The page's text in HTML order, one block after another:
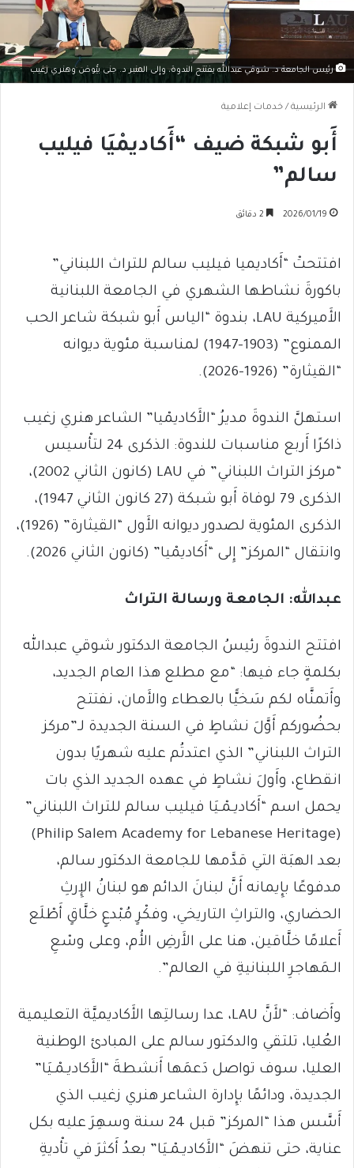
رئيس الجامعة د. شوقي عبدالله يفتتح الندوة، وإِلى المنبر د. جنى بيُّوض وهنري زغيب
الرئيسية / خدمات إعلامية
أَبو شبكة ضيف “أَكاديمْيَا فيليب
سالم”
2026/01/19
افتتحتْ “أَكاديميا فيليب سالم للتراث اللبناني”
باكورةَ نشاطها الشهري في الجامعة اللبنانية
الأَميركية LAU، بندوة “الياس أَبو شبكة شاعر الحب
الممنوع” (1903-1947) لمناسبة مئوية ديوانه
“القيثارة” (1926-2026).
استهلَّ الندوةَ مديرُ “الأَكاديمْيا” الشاعر هنري زغيب
ذاكرًا أَربع مناسبات للندوة: الذكرى 24 لتأْسيس
“مركز التراث اللبناني” في LAU (كانون الثاني 2002)،
الذكرى 79 لوفاة أَبو شبكة (27 كانون الثاني 1947)،
الذكرى المئوية لصدور ديوانه الأَول “القيثارة” (1926)،
وانتقال “المركز” إِلى “أَكاديمْيا” (كانون الثاني 2026).
عبدالله: الجامعة ورسالة التراث
افتتح الندوةَ رئيسُ الجامعة الدكتور شوقي عبدالله
بكلمةٍ جاء فيها: “مع مطلع هذا العام الجديد،
وأَتمنَّاه لكم سَخيًّا بالعطاء والأَمان، نفتتح
بحضُوركم أَوَّلَ نشاطٍ في السنة الجديدة لـ”مركز
التراث اللبناني” الذي اعتدتُم عليه شهريًا بدون
انقطاع، وأَولَ نشاطٍ في عهده الجديد الذي بات
يحمل اسم “أَكاديـمْـيَا فيليب سالم للتراث اللبناني”
(Philip Salem Academy for Lebanese Heritage)
بعد الهبَة التي قدَّمها للجامعة الدكتور سالم،
مدفوعًا بإِيمانه أَنَّ لبنانَ الدائم هو لبنانُ الإِرثِ
الحضاري، والتراثِ التاريخي، وفكْرٍ مُبْدعٍ خلَّاقٍ أَطْلَع
أَعلامًا خلَّاقين، هنا على الأَرضِ الأُم، وعلى وسْعِ
الـمَهاجرِ اللبنانيةِ في العالم”.
وأَضاف: “لأَنَّ LAU، عدا رسالتِها الأَكاديميَّة التعليمية
العُليا، تلتقي والدكتور سالم على المبادئ الوطنية
العليا، سوف تواصل دَعمَها أَنشطةَ “الأَكاديـمْـيَا”
الجديدة، ودائمًا بإِدارة الشاعر هنري زغيب الذي
أَسَّس هذا “المركز” قبل 24 سنة وسهِرَ عليه بكل
عناية، حتى تنهضَ “الأَكاديـمْـيَا” بعدُ أَكثرَ في تأْديةِ